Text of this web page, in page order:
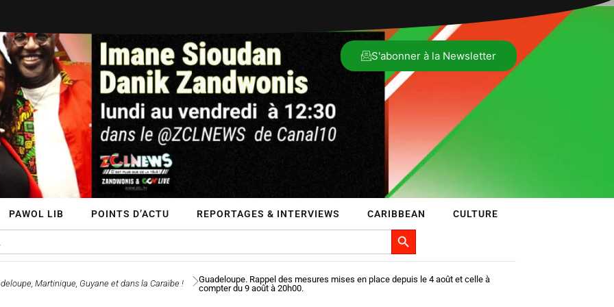
S'abonner à la Newsletter
PAWOL LIB POINTS D’ACTU REPORTAGES & INTERVIEWS CARIBBEAN CULTURE
Search Button
Martinique, Guyane et dans la Caraïbe !
Guadeloupe. Rappel des mesures mises en place depuis le 4 août et celle à
compter du 9 août à 20h00.